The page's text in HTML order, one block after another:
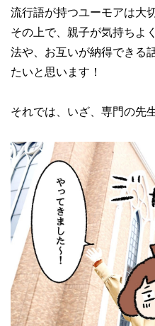
流行語が持つユーモアは大切
その上で、親子が気持ちよ
法や、お互いが納得できる
たいと思います！
それでは、いざ、専門の先